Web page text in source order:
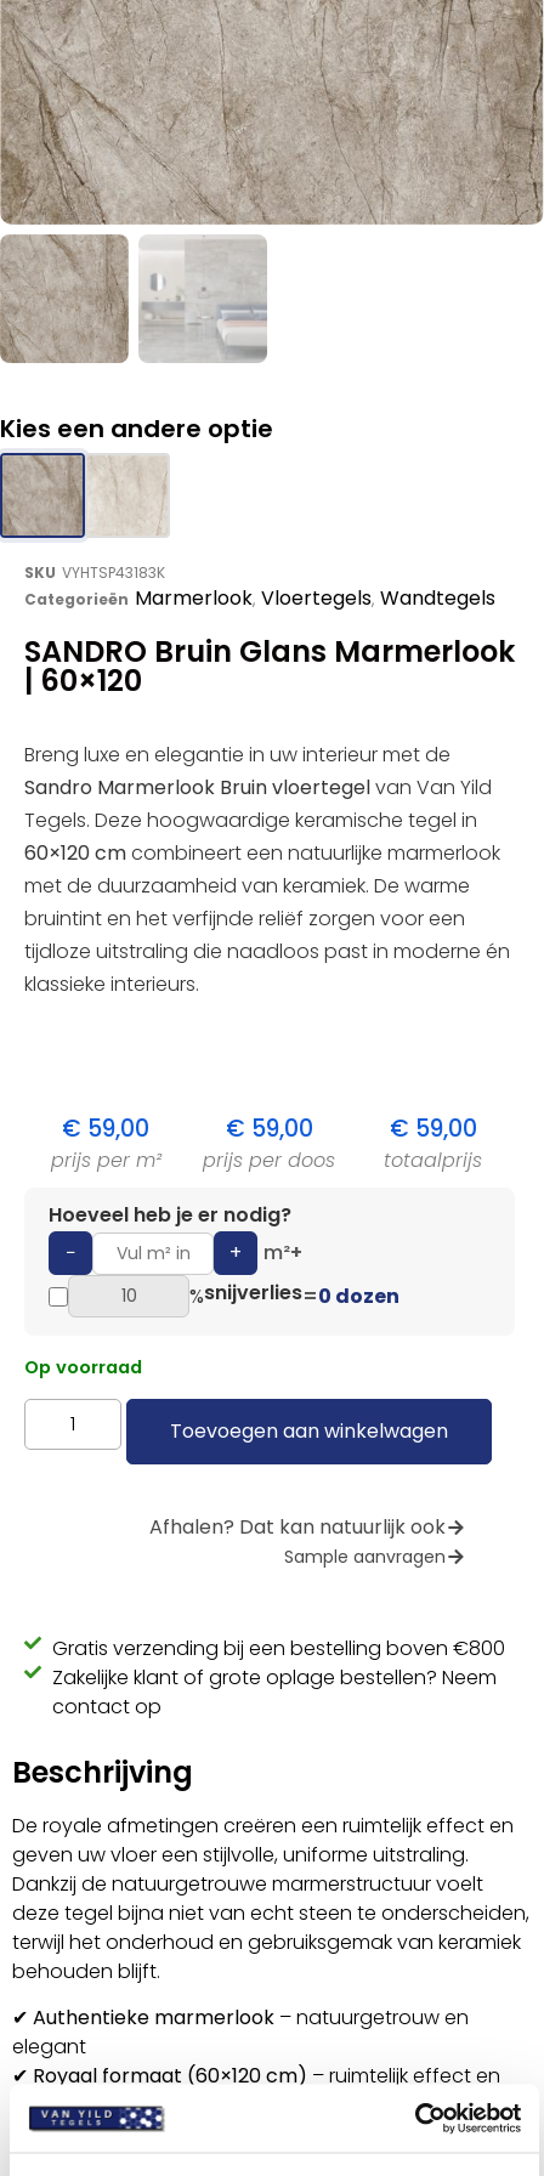
Kies een andere optie
SKU VYHTSP43183K
Categorieën Marmerlook, Vloertegels, Wandtegels
SANDRO Bruin Glans Marmerlook
| 60×120
Breng luxe en elegantie in uw interieur met de
Sandro Marmerlook Bruin vloertegelvan Van Yild
Tegels. Deze hoogwaardige keramische tegel in
60×120 cmcombineert een natuurlijke marmerlook
met de duurzaamheid van keramiek. De warme
bruintint en het verfijnde reliëf zorgen voor een
tijdloze uitstraling die naadloos past in moderne én
klassieke interieurs.
€ 59,00
prijs per m²
€ 59,00
prijs per doos
€ 59,00
totaalprijs
Hoeveel heb je er nodig?
−
+ m²+
%snijverlies=0 dozen
Op voorraad
Toevoegen aan winkelwagen
Afhalen? Dat kan natuurlijk ook
Sample aanvragen
Gratis verzending bij een bestelling boven €800
Zakelijke klant of grote oplage bestellen? Neem
contact op
Beschrijving
De royale afmetingen creëren een ruimtelijk effect en
geven uw vloer een stijlvolle, uniforme uitstraling.
Dankzij de natuurgetrouwe marmerstructuur voelt
deze tegel bijna niet van echt steen te onderscheiden,
terwijl het onderhoud en gebruiksgemak van keramiek
behouden blijft.
✔ Authentieke marmerlook – natuurgetrouw en
elegant
✔ Royaal formaat (60×120 cm) – ruimtelijk effect en
luxe uitstraling
✔Glanzende afwerking
– stijlvol en lichtreflecterend